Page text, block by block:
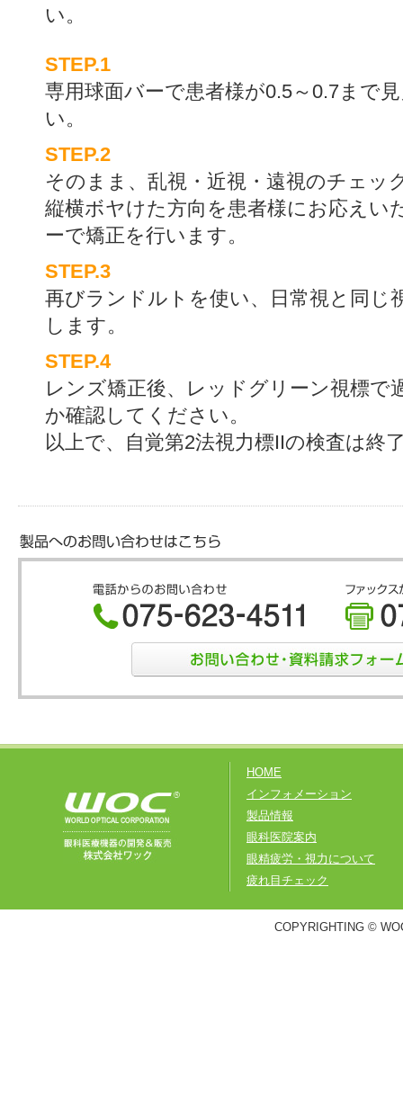
い。
STEP.1
専用球面バーで患者様が0.5～0.7まで
い。
STEP.2
そのまま、乱視・近視・遠視のチェッ
縦横ボヤけた方向を患者様にお応えい
ーで矯正を行います。
STEP.3
再びランドルトを使い、日常視と同じ
します。
STEP.4
レンズ矯正後、レッドグリーン視標で
か確認してください。
以上で、自覚第2法視力標IIの検査は終
HOME
インフォメーション
製品情報
眼科医院案内
眼精疲労・視力について
疲れ目チェック
COPYRIGHTING ©